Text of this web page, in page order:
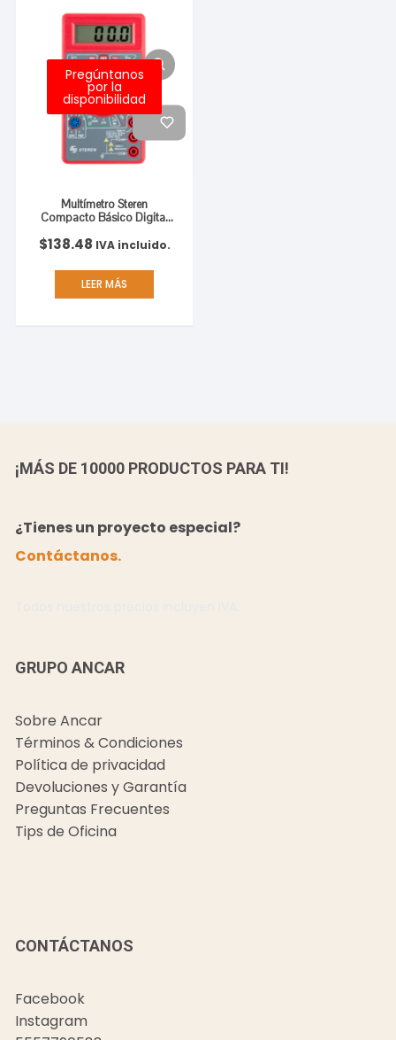
Pregúntanos
por la
disponibilidad
Multímetro Steren
Compacto Básico Digital
$138.48 IVA incluido.
LEER MÁS
¡MÁS DE 10000 PRODUCTOS PARA TI!
¿Tienes un proyecto especial?
Contáctanos.
GRUPO ANCAR
Sobre Ancar
Términos & Condiciones
Política de privacidad
Devoluciones y Garantía
Preguntas Frecuentes
Tips de Oficina
CONTÁCTANOS
Facebook
Instagram